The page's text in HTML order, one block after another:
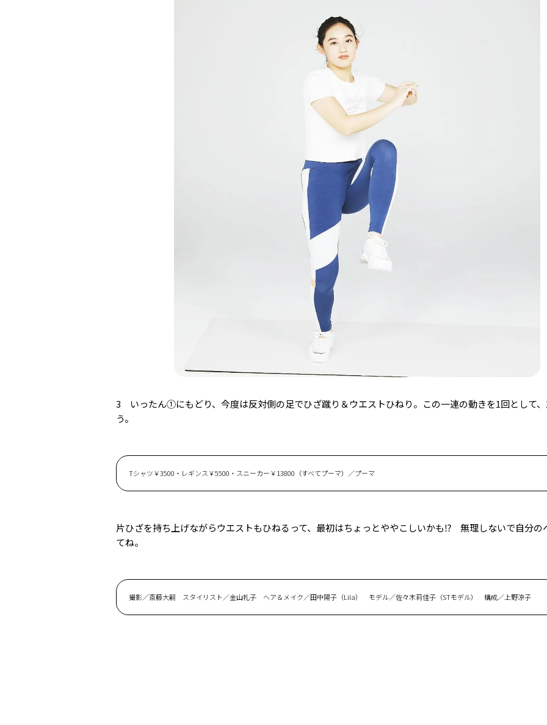
3 いったん①にもどり、今度は反対側の足でひざ蹴り＆ウエストひねり。この一連の動きを1回として、
う。
Tシャツ￥3500・レギンス￥5500・スニーカー￥13800（すべてプーマ）／プーマ
片ひざを持ち上げながらウエストもひねるって、最初はちょっとややこしいかも⁉ 無理しないで自分の
てね。
撮影／斎藤大嗣 スタイリスト／金山礼子 ヘア＆メイク／田中陽子（Lila） モデル／佐々木莉佳子（STモデル） 構成／上野涼子